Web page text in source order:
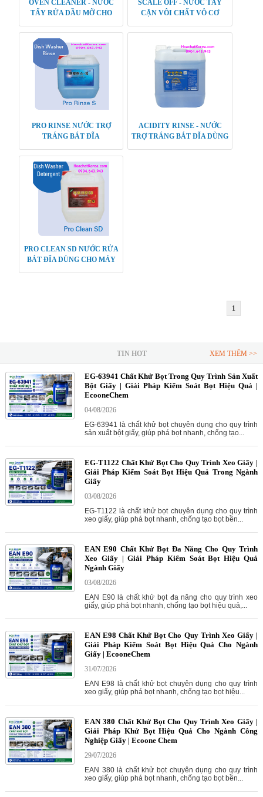
OVEN CLEANER - NƯỚC
TẨY RỬA DẦU MỠ CHO
SCALE OFF - NƯỚC TẨY
CẶN VÔI CHẤT VÔ CƠ
PRO RINSE NƯỚC TRỢ
TRÁNG BÁT ĐĨA
ACIDITY RINSE - NƯỚC
TRỢ TRÁNG BÁT ĐĨA DÙNG
PRO CLEAN SD NƯỚC RỬA
BÁT ĐĨA DÙNG CHO MÁY
1
TIN HOT XEM THÊM >>
EG-63941 Chất Khử Bọt Trong Quy Trình Sản Xuất
Bột Giấy | Giải Pháp Kiểm Soát Bọt Hiệu Quả |
EcooneChem
04/08/2026
EG-63941 là chất khử bọt chuyên dụng cho quy trình
sản xuất bột giấy, giúp phá bọt nhanh, chống tạo...
EG-T1122 Chất Khử Bọt Cho Quy Trình Xeo Giấy |
Giải Pháp Kiểm Soát Bọt Hiệu Quả Trong Ngành
Giấy
03/08/2026
EG-T1122 là chất khử bọt chuyên dụng cho quy trình
xeo giấy, giúp phá bọt nhanh, chống tạo bọt bền...
EAN E90 Chất Khử Bọt Đa Năng Cho Quy Trình
Xeo Giấy | Giải Pháp Kiểm Soát Bọt Hiệu Quả
Ngành Giấy
03/08/2026
EAN E90 là chất khử bọt đa năng cho quy trình xeo
giấy, giúp phá bọt nhanh, chống tạo bọt hiệu quả,...
EAN E98 Chất Khử Bọt Cho Quy Trình Xeo Giấy |
Giải Pháp Kiểm Soát Bọt Hiệu Quả Cho Ngành
Giấy | EcooneChem
31/07/2026
EAN E98 là chất khử bọt chuyên dụng cho quy trình
xeo giấy, giúp phá bọt nhanh, chống tạo bọt hiệu...
EAN 380 Chất Khử Bọt Cho Quy Trình Xeo Giấy |
Giải Pháp Khử Bọt Hiệu Quả Cho Ngành Công
Nghiệp Giấy | Ecoone Chem
29/07/2026
EAN 380 là chất khử bọt chuyên dụng cho quy trình
xeo giấy, giúp phá bọt nhanh, chống tạo bọt bền...